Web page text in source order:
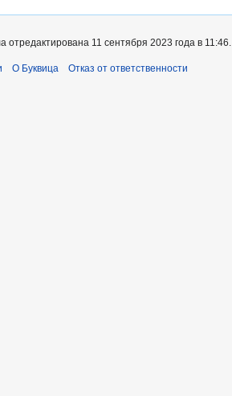
11 сентября 2023 года в 11:46.
О Буквица Отказ от ответственности